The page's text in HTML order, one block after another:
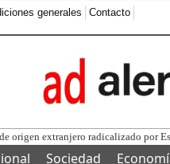
generales Contacto
Sociedad